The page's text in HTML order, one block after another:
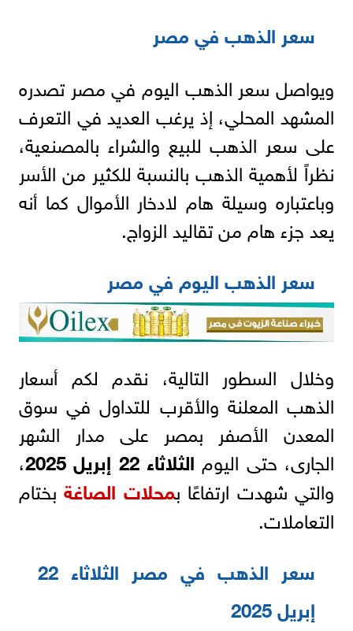
سعر الذهب في مصر
ويواصل سعر الذهب اليوم في مصر تصدره
المشهد المحلي، إذ يرغب العديد في التعرف
على سعر الذهب للبيع والشراء بالمصنعية،
نظراً لأهمية الذهب بالنسبة للكثير من الأسر
وباعتباره وسيلة هام لادخار الأموال كما أنه
يعد جزء هام من تقاليد الزواج.
سعر الذهب اليوم في مصر
وخلال السطور التالية، نقدم لكم أسعار
الذهب المعلنة والأقرب للتداول في سوق
المعدن الأصفر بمصر على مدار الشهر
الجارى، حتى اليوم الثلاثاء 22 إبريل 2025
،
والتي شهدت ارتفاعًا بمحلات الصاغةبختام
التعاملات.
سعر الذهب في مصر الثلاثاء 22
إبريل 2025